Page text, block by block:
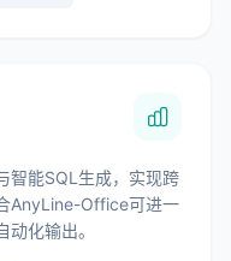
智能SQL生成，实现跨
AnyLine-Office可进一
化输出。